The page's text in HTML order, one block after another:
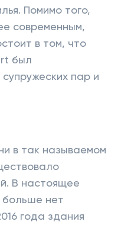
Помимо того,
современным,
в том, что
был
пар и
в так называемом
В настоящее
больше нет
года здания